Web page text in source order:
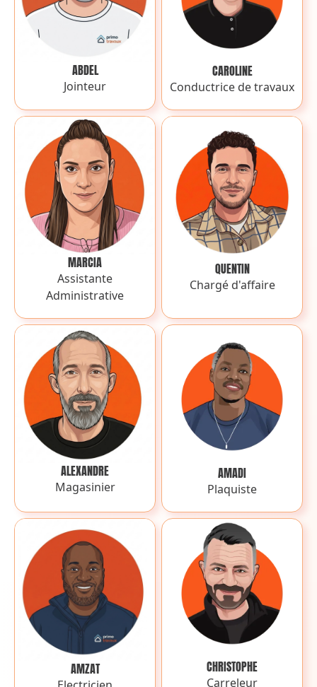
ABDEL
Jointeur
CAROLINE
Conductrice de travaux
MARCIA
Assistante
Administrative
QUENTIN
Chargé d'affaire
ALEXANDRE
Magasinier
AMADI
Plaquiste
AMZAT CHRISTOPHE
Carreleur